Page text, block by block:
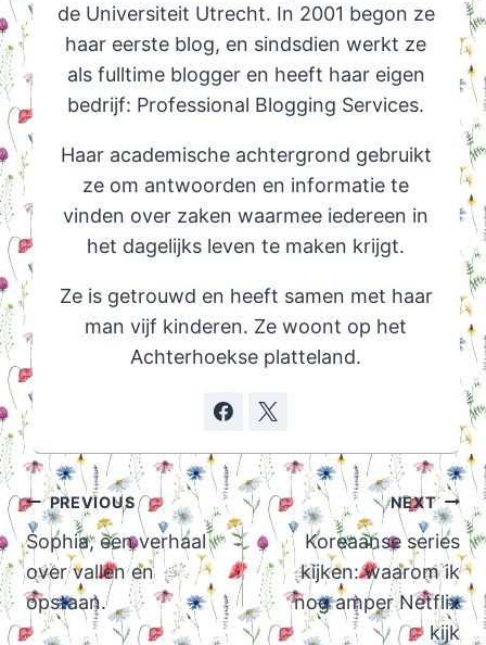
de Universiteit Utrecht. In 2001 begon ze
haar eerste blog, en sindsdien werkt ze
als fulltime blogger en heeft haar eigen
bedrijf: Professional Blogging Services.
Haar academische achtergrond gebruikt
ze om antwoorden en informatie te
vinden over zaken waarmee iedereen in
het dagelijks leven te maken krijgt.
Ze is getrouwd en heeft samen met haar
man vijf kinderen. Ze woont op het
Achterhoekse platteland.
Post
navigation
PREVIOUS
Sophia, een verhaal
over vallen en
opstaan.
NEXT
Koreaanse series
kijken: waarom ik
nog amper Netflix
kijk